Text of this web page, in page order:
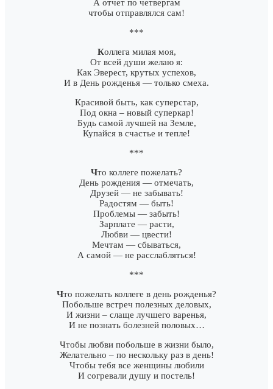
А отчет по четвергам
чтобы отправлялся сам!
***
Коллега милая моя,
От всей души желаю я:
Как Эверест, крутых успехов,
И в День рожденья — только смеха.
Красивой быть, как суперстар,
Под окна – новый суперкар!
Будь самой лучшей на Земле,
Купайся в счастье и тепле!
***
Что коллеге пожелать?
День рождения — отмечать,
Друзей — не забывать!
Радостям — быть!
Проблемы — забыть!
Зарплате — расти,
Любви — цвести!
Мечтам — сбываться,
А самой — не расслабляться!
***
Что пожелать коллеге в день рожденья?
Побольше встреч полезных деловых,
И жизни – слаще лучшего варенья,
И не познать болезней половых…
Чтобы любви побольше в жизни было,
Желательно – по нескольку раз в день!
Чтобы тебя все женщины любили
И согревали душу и постель!